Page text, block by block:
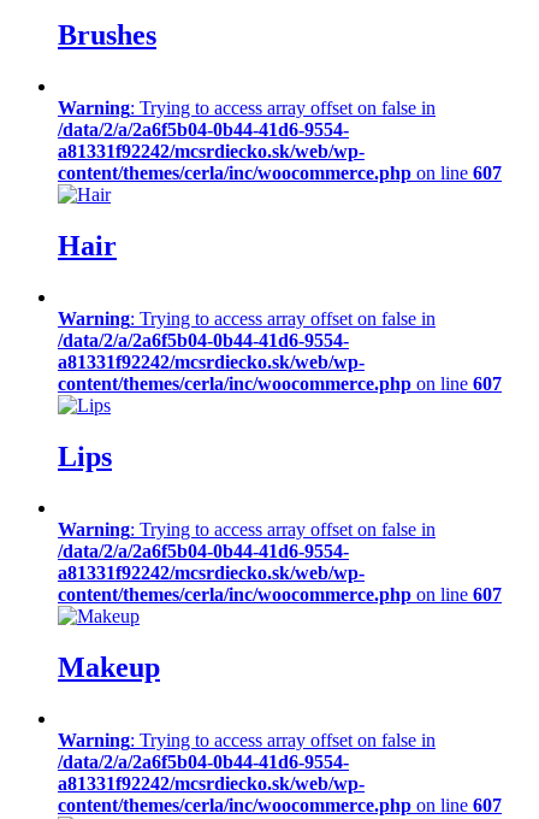
Brushes
Warning: Trying to access array offset on false in
/data/2/a/2a6f5b04-0b44-41d6-9554-
a81331f92242/mcsrdiecko.sk/web/wp-
content/themes/cerla/inc/woocommerce.php on line 607
Hair
Warning: Trying to access array offset on false in
/data/2/a/2a6f5b04-0b44-41d6-9554-
a81331f92242/mcsrdiecko.sk/web/wp-
content/themes/cerla/inc/woocommerce.php on line 607
Lips
Warning: Trying to access array offset on false in
/data/2/a/2a6f5b04-0b44-41d6-9554-
a81331f92242/mcsrdiecko.sk/web/wp-
content/themes/cerla/inc/woocommerce.php on line 607
Makeup
Warning: Trying to access array offset on false in
/data/2/a/2a6f5b04-0b44-41d6-9554-
a81331f92242/mcsrdiecko.sk/web/wp-
content/themes/cerla/inc/woocommerce.php on line 607